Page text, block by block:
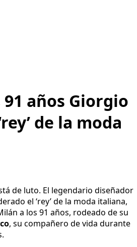
años Giorgio
de la moda
de luto. El legendario diseñador
el ‘rey’ de la moda italiana,
a los 91 años, rodeado de su
, su compañero de vida durante